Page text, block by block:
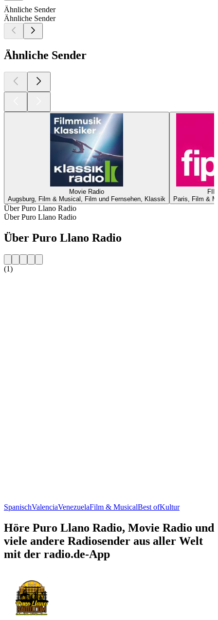
Ähnliche Sender
Ähnliche Sender
Ähnliche Sender
Movie Radio
Augsburg, Film & Musical, Film und Fernsehen, Klassik
FIP
Paris, Film &
Über Puro Llano Radio
Über Puro Llano Radio
Über Puro Llano Radio
(1)
SpanischValenciaVenezuelaFilm & MusicalBest ofKultur
Höre Puro Llano Radio, Movie Radio und
viele andere Radiosender aus aller Welt
mit der radio.de-App